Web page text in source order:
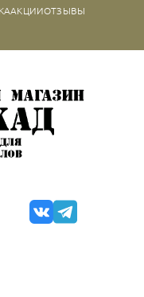
АКЦИИОТЗЫВЫ